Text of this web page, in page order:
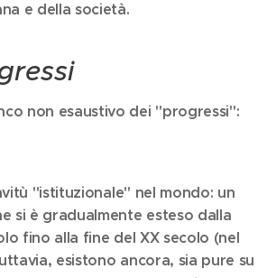
e della società.
non esaustivo dei "progressi":
"istituzionale" nel mondo: un
si è gradualmente esteso dalla
fino alla fine del XX secolo (nel
esistono ancora, sia pure su